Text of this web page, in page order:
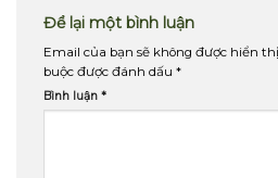
Để lại một bình luận
Email của bạn sẽ không được hiển
buộc được đánh dấu *
Bình luận *